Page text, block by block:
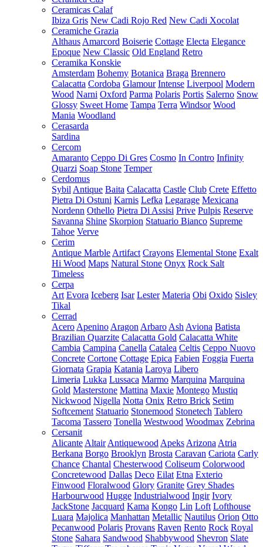
Ceramicas Calaf
Ibiza Gris New Cadi Rojo Red New Cadi Xocolat
Ceramiche Grazia
Althaus Amarcord Boiserie Cottage Electa Elegance
Epoque New Classic Old England Retro
Ceramika Konskie
Amsterdam Bohemy Botanica Braga Brennero
Calacatta Cordoba Glamour Intense Liverpool Modern
Wood Narni Oxford Parma Polaris Portis Salerno Snow
Glossy Sweet Home Tampa Terra Windsor Wood
Mania Woodland
Cerasarda
Sardina
Cercom
Amaranto Ceppo Di Gres Cosmo In Contro Infinity
Quarzi Soap Stone Temper
Cerdomus
Sybil Antique Baita Calacatta Castle Club Crete Effetto
Pietra Di Ostuni Karnis Lefka Legarage Mexicana
Nordenn Othello Pietra Di Assisi Prive Pulpis Reserve
Savanna Shine Skorpion Statuario Bianco Supreme
Tahoe Verve
Cerim
Antique Marble Artifact Crayons Elemental Stone Exalt
Hi Wood Maps Natural Stone Onyx Rock Salt
Timeless
Cerpa
Art Evora Iceberg Isar Lester Materia Obi Oxido Sisley
Tikal
Cerrad
Acero Apenino Aragon Arbaro Ash Aviona Batista
Brazilian Quarzite Calacatta Gold Calacatta White
Cambia Campina Canella Catalea Celtis Ceppo Nuovo
Concrete Cortone Cottage Epica Fabien Foggia Fuerta
Giornata Grapia Katania Laroya Libero
Limeria Lukka Lussaca Marmo Marquina Marquina
Gold Masterstone Mattina Maxie Montego Mustiq
Nickwood Nigella Notta Onix Retro Brick Setim
Softcement Statuario Stonemood Stonetech Tablero
Tacoma Tassero Tonella Westwood Woodmax Zebrina
Cersanit
Alicante Altair Antiquewood Apeks Arizona Atria
Berkana Borgo Brooklyn Brosta Caravan Cariota Carly
Chance Chantal Chesterwood Coliseum Colorwood
Concretewood Dallas Deco Eilat Etna Exterio
Finwood Floralwood Glory Granite Grey Shades
Harbourwood Hugge Industrialwood Ingir Ivory
JackStone Jacquard Kama Kongo Lin Loft Lofthouse
Luara Majolica Manhattan Metallic Nautilus Orion Otto
Pecanwood Polaris Provans Raven Rento Rock Royal
Stone Sahara Sandwood Shabbywood Shevron Slate